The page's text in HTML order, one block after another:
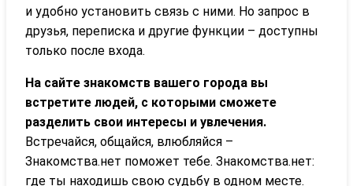
и удобно установить связь с ними. Но запрос в
друзья, переписка и другие функции – доступны
только после входа.
На сайте знакомств вашего города вы
встретите людей, с которыми сможете
разделить свои интересы и увлечения.
Встречайся, общайся, влюбляйся –
Знакомства.нет поможет тебе. Знакомства.нет:
где ты находишь свою судьбу в одном месте.